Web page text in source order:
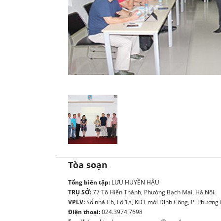
Tòa soạn
Tổng biên tập: LƯU HUYỀN HẬU
TRỤ SỞ:77 Tô Hiến Thành, Phường Bạch Mai, Hà Nội.
VPLV:Số nhà C6, Lô 18, KĐT mới Định Công, P. Phương
Điện thoại:024.3974.7698